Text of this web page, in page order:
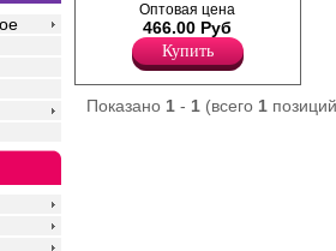
однотонные, длиной до середины
со средней линией талии, открытой
резинкой с фирменным
Изготовлены из
бамбука, который
пропускает воздух, поддерживает
теплообмен, обладает
антибактериальный эффект и
эластана, повышающий
и качество одежды, создавая
ежедневного ношения, занятий
Оптовая цена
466.00 Руб
Купить
Показано 1- 1(всего 1